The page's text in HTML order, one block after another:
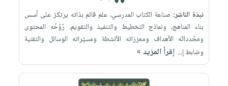
نبذة الناشر: صناعة الكتاب المدرسي، علم قائم بذاته يرتكز على أسس
بناء المناهج، ونماذج التخطيط والتنفيذ والتقويم، رُوُحُه المحتوى
ومحّدداتّه الأهداف ومعززاته الأنشطة ومسيّراته الوسائل والتقنية
وضابط إ... إقرأ المزيد »